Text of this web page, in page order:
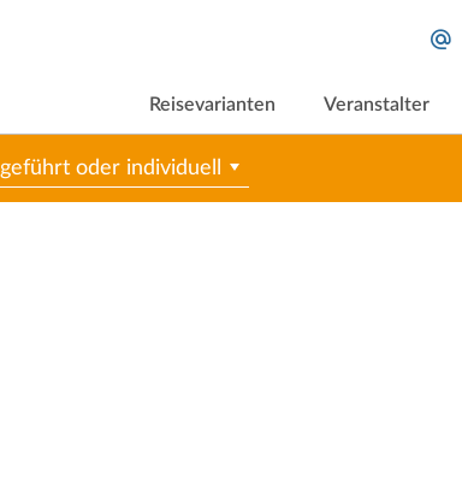
Reisevarianten Veranstalter
geführt oder individuell